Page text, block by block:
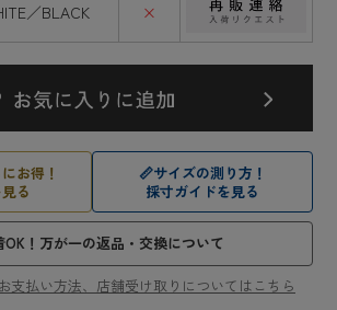
／BLACK ×
お得！
る
📏サイズの測り方！
採寸ガイドを見る
OK！万が一の返品・交換について
支払い方法、店舗受け取りについてはこちら